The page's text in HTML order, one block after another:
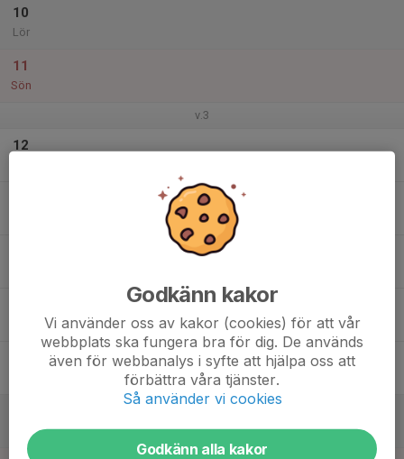
10
Lör
11
Sön
v.3
12
Godkänn kakor
Vi använder oss av kakor (cookies) för att vår
webbplats ska fungera bra för dig. De används
även för webbanalys i syfte att hjälpa oss att
förbättra våra tjänster.
Så använder vi cookies
Godkänn alla kakor